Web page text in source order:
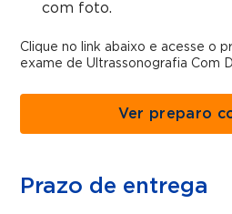
com foto.
Clique no link abaixo e acesse o
exame de Ultrassonografia Com
Ver preparo
Prazo de entrega